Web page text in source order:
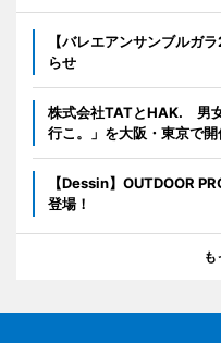
【バレエアンサンブルガ
らせ
株式会社TATとHAK. 男
行こ。」を大阪・東京で開
【Dessin】OUTDOOR
登場！
も